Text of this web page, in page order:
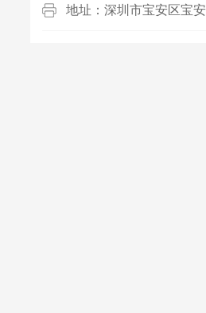
地址：深圳市宝安区宝